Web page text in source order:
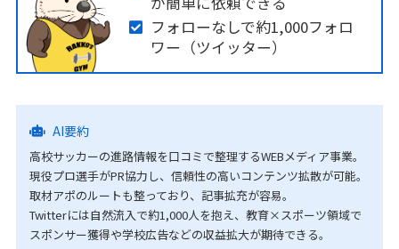
フォローなしで約1,000フォロ
ワー（ツイッター）
AI要約
高校サッカーの進路情報を口コミで整理するWEBメディア事業。
現役プロ選手がPR協力し、信頼性の高いコンテンツ拡散が可能。
取材アポのルートも整っており、記事拡充が容易。
Twitterには自然流入で約1,000人を抱え、教育×スポーツ領域で
スポンサー獲得や学校広告などの収益拡大が期待できる。